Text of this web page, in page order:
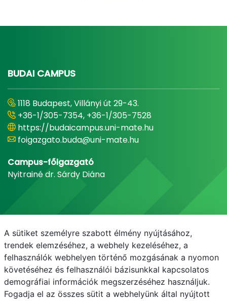
BUDAI CAMPUS
1118 Budapest, Villányi út 29-43.
+36-1/305-7354, +36-1/305-7528
https://budaicampus.uni-mate.hu
foigazgato.buda@uni-mate.hu
Campus-főigazgató
Nyitrainé dr. Sárdy Diána
E-mail Telefonkönyv NEPTUN E-learning
A sütiket személyre szabott élmény nyújtásához,
trendek elemzéséhez, a webhely kezeléséhez, a
felhasználók webhelyen történő mozgásának a nyomon
követéséhez és felhasználói bázisunkkal kapcsolatos
demográfiai információk megszerzéséhez használjuk.
Fogadja el az összes sütit a webhelyünk által nyújtott